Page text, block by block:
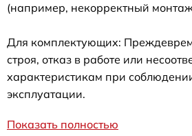
(например, некорректный
Для комплектующих:
строя, отказ в работе или
характеристикам при
эксплуатации.
Показать полностью